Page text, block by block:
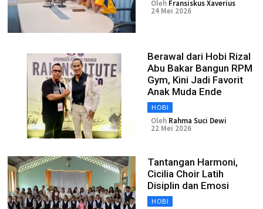
Oleh Fransiskus Xaverius
24 Mei 2026
Berawal dari Hobi Rizal
Abu Bakar Bangun RPM
Gym, Kini Jadi Favorit
Anak Muda Ende
HOBI
Oleh Rahma Suci Dewi
22 Mei 2026
Tantangan Harmoni,
Cicilia Choir Latih
Disiplin dan Emosi
HOBI